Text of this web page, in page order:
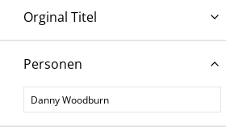
Orginal Titel
Personen
Personen